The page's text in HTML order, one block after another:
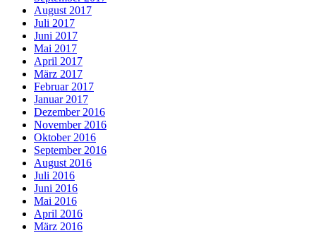
August 2017
Juli 2017
Juni 2017
Mai 2017
April 2017
März 2017
Februar 2017
Januar 2017
Dezember 2016
November 2016
Oktober 2016
September 2016
August 2016
Juli 2016
Juni 2016
Mai 2016
April 2016
März 2016